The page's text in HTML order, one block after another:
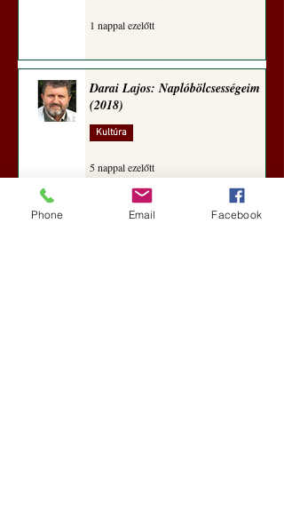
1 nappal ezelőtt
Darai Lajos: Naplóbölcsességeim
(2018)
Kultúra
5 nappal ezelőtt
Phone Email Facebook